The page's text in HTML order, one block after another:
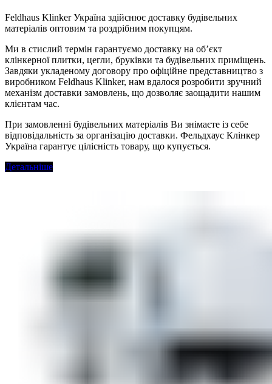
Feldhaus Klinker Україна здійснює доставку будівельних
матеріалів оптовим та роздрібним покупцям.
Ми в стислий термін гарантуємо доставку на об’єкт
клінкерної плитки, цегли, бруківки та будівельних приміщень.
Завдяки укладеному договору про офіційне представництво з
виробником Feldhaus Klinker, нам вдалося розробити зручний
механізм доставки замовлень, що дозволяє заощадити нашим
клієнтам час.
При замовленні будівельних матеріалів Ви знімаєте із себе
відповідальність за організацію доставки. Фельдхаус Клінкер
Україна гарантує цілісність товару, що купується.
Детальніше